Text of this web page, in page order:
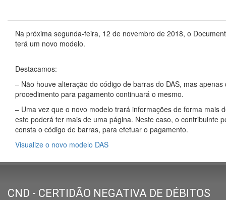
Na próxima segunda-feira, 12 de novembro de 2018, o
terá um novo modelo.
Destacamos:
– Não houve alteração do código de barras do DAS, mas
procedimento para pagamento continuará o mesmo.
– Uma vez que o novo modelo trará informações de forma mais
este poderá ter mais de uma página. Neste caso, o contribuinte
consta o código de barras, para efetuar o pagamento.
Visualize o novo modelo DAS
CND - CERTIDÃO NEGATIVA DE DÉBITOS